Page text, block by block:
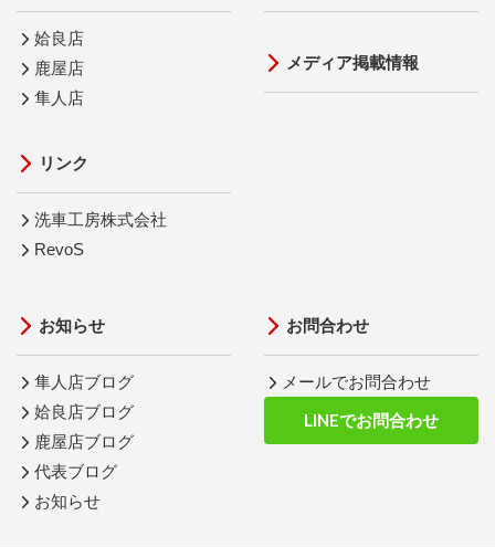
姶良店
鹿屋店
隼人店
リンク
洗車工房株式会社
RevoS
メディア掲載情報
お知らせ
隼人店ブログ
姶良店ブログ
鹿屋店ブログ
代表ブログ
お知らせ
お問合わせ
メールでお問合わせ
LINEでお問合わせ